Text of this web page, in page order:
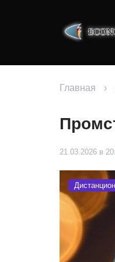
Главная ›
21.03.2026 в